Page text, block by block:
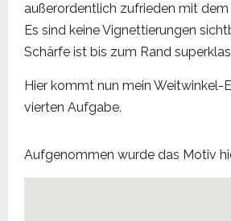
außerordentlich zufrieden mit dem
Es sind keine Vignettierungen
Schärfe ist bis zum Rand
Hier kommt nun mein Weitwinkel-
vierten Aufgabe.
Aufgenommen wurde das Motiv